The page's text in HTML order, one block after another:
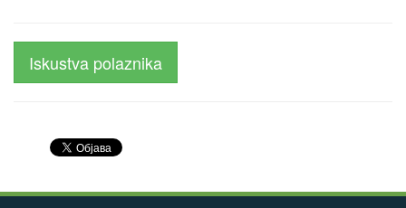
Iskustva polaznika